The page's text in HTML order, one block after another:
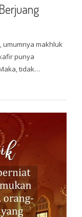
makhluk
punya
tidak…